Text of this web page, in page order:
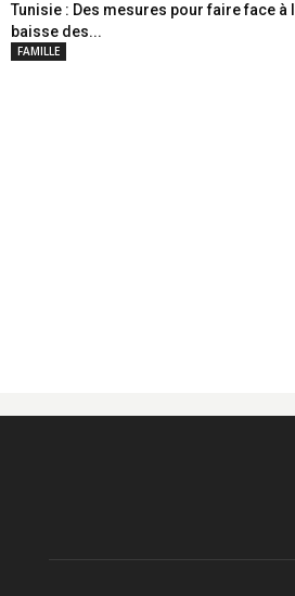
Tunisie : Des mesures pour faire face à
baisse des...
FAMILLE